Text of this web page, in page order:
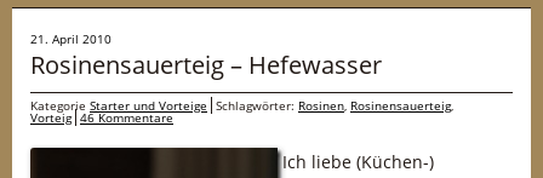
21. April 2010
Rosinensauerteig – Hefewasser
Kategorie Starter und Vorteige Schlagwörter: Rosinen, Rosinensauerteig,
Vorteig 46 Kommentare
Ich liebe (Küchen-)